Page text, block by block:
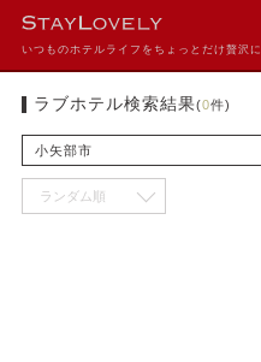
いつものホテルライフをちょっとだけ贅沢に
ラブホテル検索結果(0件)
小矢部市